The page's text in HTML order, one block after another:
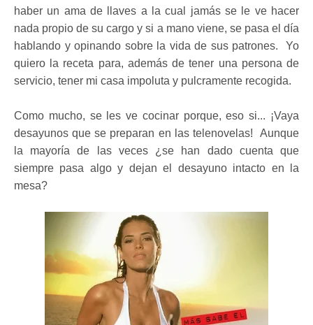
haber un ama de llaves a la cual jamás se le ve hacer
nada propio de su cargo y si a mano viene, se pasa el día
hablando y opinando sobre la vida de sus patrones. Yo
quiero la receta para, además de tener una persona de
servicio, tener mi casa impoluta y pulcramente recogida.
Como mucho, se les ve cocinar porque, eso si... ¡Vaya
desayunos que se preparan en las telenovelas! Aunque
la mayoría de las veces ¿se han dado cuenta que
siempre pasa algo y dejan el desayuno intacto en la
mesa?